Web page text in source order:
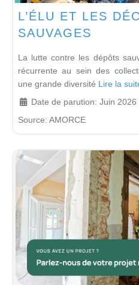
L’ÉLU ET LES
SAUVAGES
La lutte contre les dépôts
récurrente au sein des
une grande diversité Lire la
Date de parution: Juin 2026
Source: AMORCE